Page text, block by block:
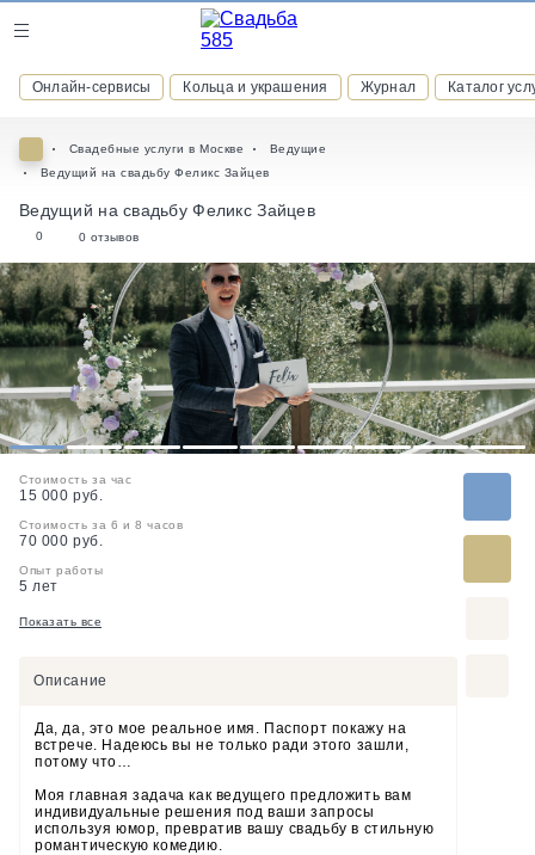
Онлайн-сервисы Кольца и украшения Журнал Каталог
присоединяйтесь к закрытому сообществу и получайте
скидки и бонусы за участие
РЕГИСТРАЦИЯ
Свадебные услуги в Москве
Ведущие
Ведущий на свадьбу Феликс Зайцев
Ведущий на свадьбу Феликс Зайцев
0 0 отзывов
1 2 3 4 5 6 7 8 9
Стоимость за час
15 000 руб.
Стоимость за 6 и 8 часов
70 000 руб.
Опыт работы
5 лет
Показать все
Описание
Да, да, это мое реальное имя. Паспорт покажу на
встрече. Надеюсь вы не только ради этого зашли,
потому что…
Моя главная задача как ведущего предложить вам
индивидуальные решения под ваши запросы
используя юмор, превратив вашу свадьбу в стильную
романтическую комедию.